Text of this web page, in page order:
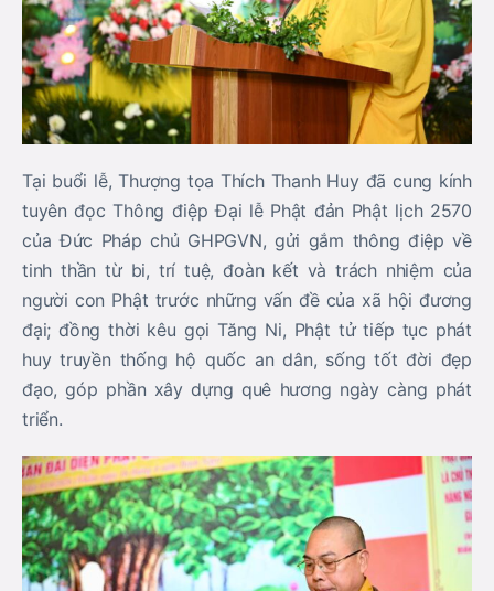
Tại buổi lễ,Thượng tọa Thích Thanh Huyđã cung kính
tuyên đọcThông điệp Đại lễ Phật đản Phật lịch 2570
của Đức Pháp chủ GHPGVN, gửi gắm thông điệp về
tinh thần từ bi, trí tuệ, đoàn kết và trách nhiệm của
người con Phật trước những vấn đề của xã hội đương
đại; đồng thời kêu gọi Tăng Ni, Phật tử tiếp tục phát
huy truyền thống hộ quốc an dân, sống tốt đời đẹp
đạo, góp phần xây dựng quê hương ngày càng phát
triển.